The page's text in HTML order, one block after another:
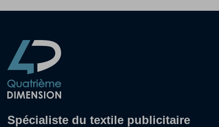
Spécialiste du textile publicitaire